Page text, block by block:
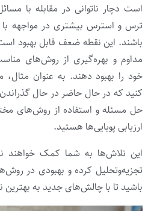
است دچار ناتوانی در مقابله با
ترس و استرس بیشتری در مواجهه
باشند. این نقطه ضعف قابل بهبود است
مداوم و بهره‌گیری از روش‌های
خود را بهبود دهند. به عنوان مثال،
کنید که در حال حاضر در حال
ارزیابی پویایی‌ها هستید.
این تلاش‌ها به شما کمک خواهند
تجزیه‌وتحلیل کرده و بهبودی در
باشید تا با چالش‌های جدید به بهترین